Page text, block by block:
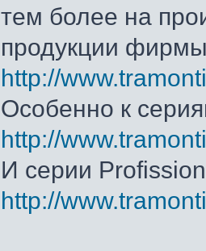
тем более на
продукции
http://
Особенно к
http://
И серии
http://